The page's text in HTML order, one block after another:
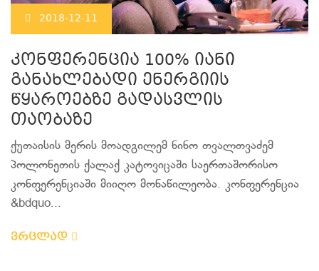
2018-12-11
კონფერენცია 100% იანი
განახლებადი ენერგიის
წყაროებზე გადასვლის
თაობაზე
ქუთაისის მერის მოადგილემ ნინო თვალთვაძემ
პოლონეთის ქალაქ კატოვიცაში საერთაშორისო
კონფერენციაში მიიღო მონაწილეობა. კონფერენცია
&bdquo...
ვრცლად